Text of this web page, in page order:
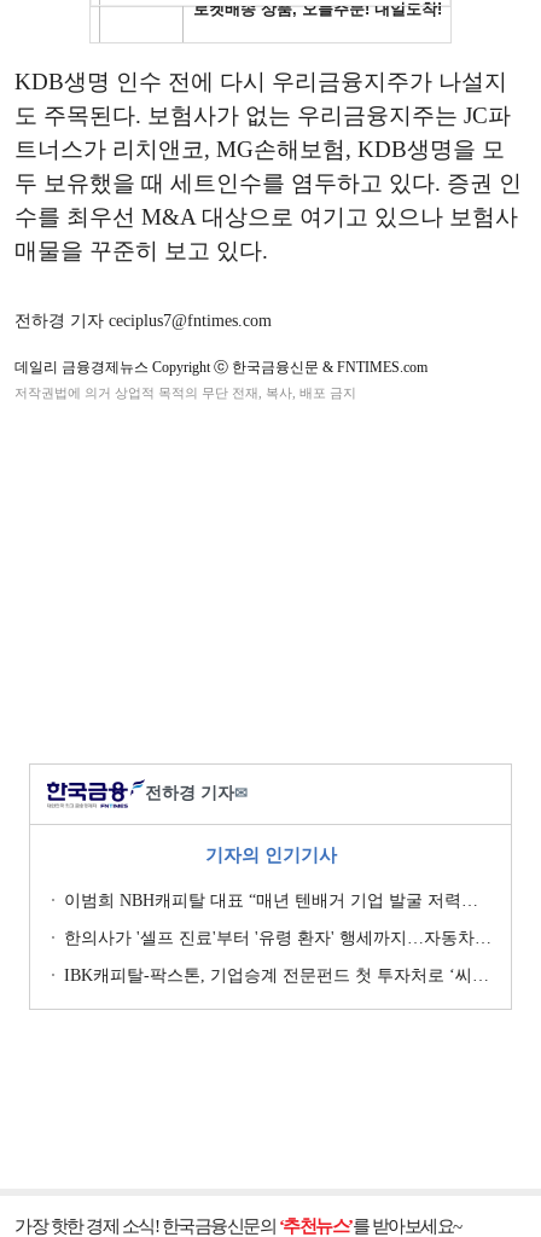
KDB생명 인수 전에 다시 우리금융지주가 나설지
도 주목된다. 보험사가 없는 우리금융지주는 JC파
트너스가 리치앤코, MG손해보험, KDB생명을 모
두 보유했을 때 세트인수를 염두하고 있다. 증권 인
수를 최우선 M&A 대상으로 여기고 있으나 보험사
매물을 꾸준히 보고 있다.
전하경 기자 ceciplus7@fntimes.com
데일리 금융경제뉴스 Copyright ⓒ 한국금융신문 & FNTIMES.com
저작권법에 의거 상업적 목적의 무단 전재, 복사, 배포 금지
전하경 기자✉
기자의 인기기사
이범희 NBH캐피탈 대표 “매년 텐배거 기업 발굴 저력…올해 ROE 20% 목표”
한의사가 '셀프 진료'부터 '유령 환자' 행세까지…자동차보험 악용 심각 [경상환자 8주룰 도입 초읽기]
IBK캐피탈-팍스톤, 기업승계 전문펀드 첫 투자처로 ‘씨엠디기술단’ 낙점 [캐피탈사 돋보기]
가장 핫한 경제 소식! 한국금융신문의 ‘추천뉴스’를 받아보세요~